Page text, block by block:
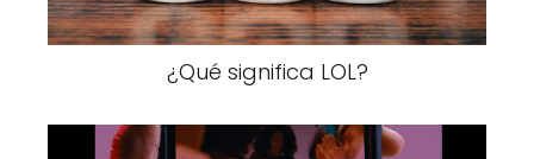
¿Qué significa LOL?